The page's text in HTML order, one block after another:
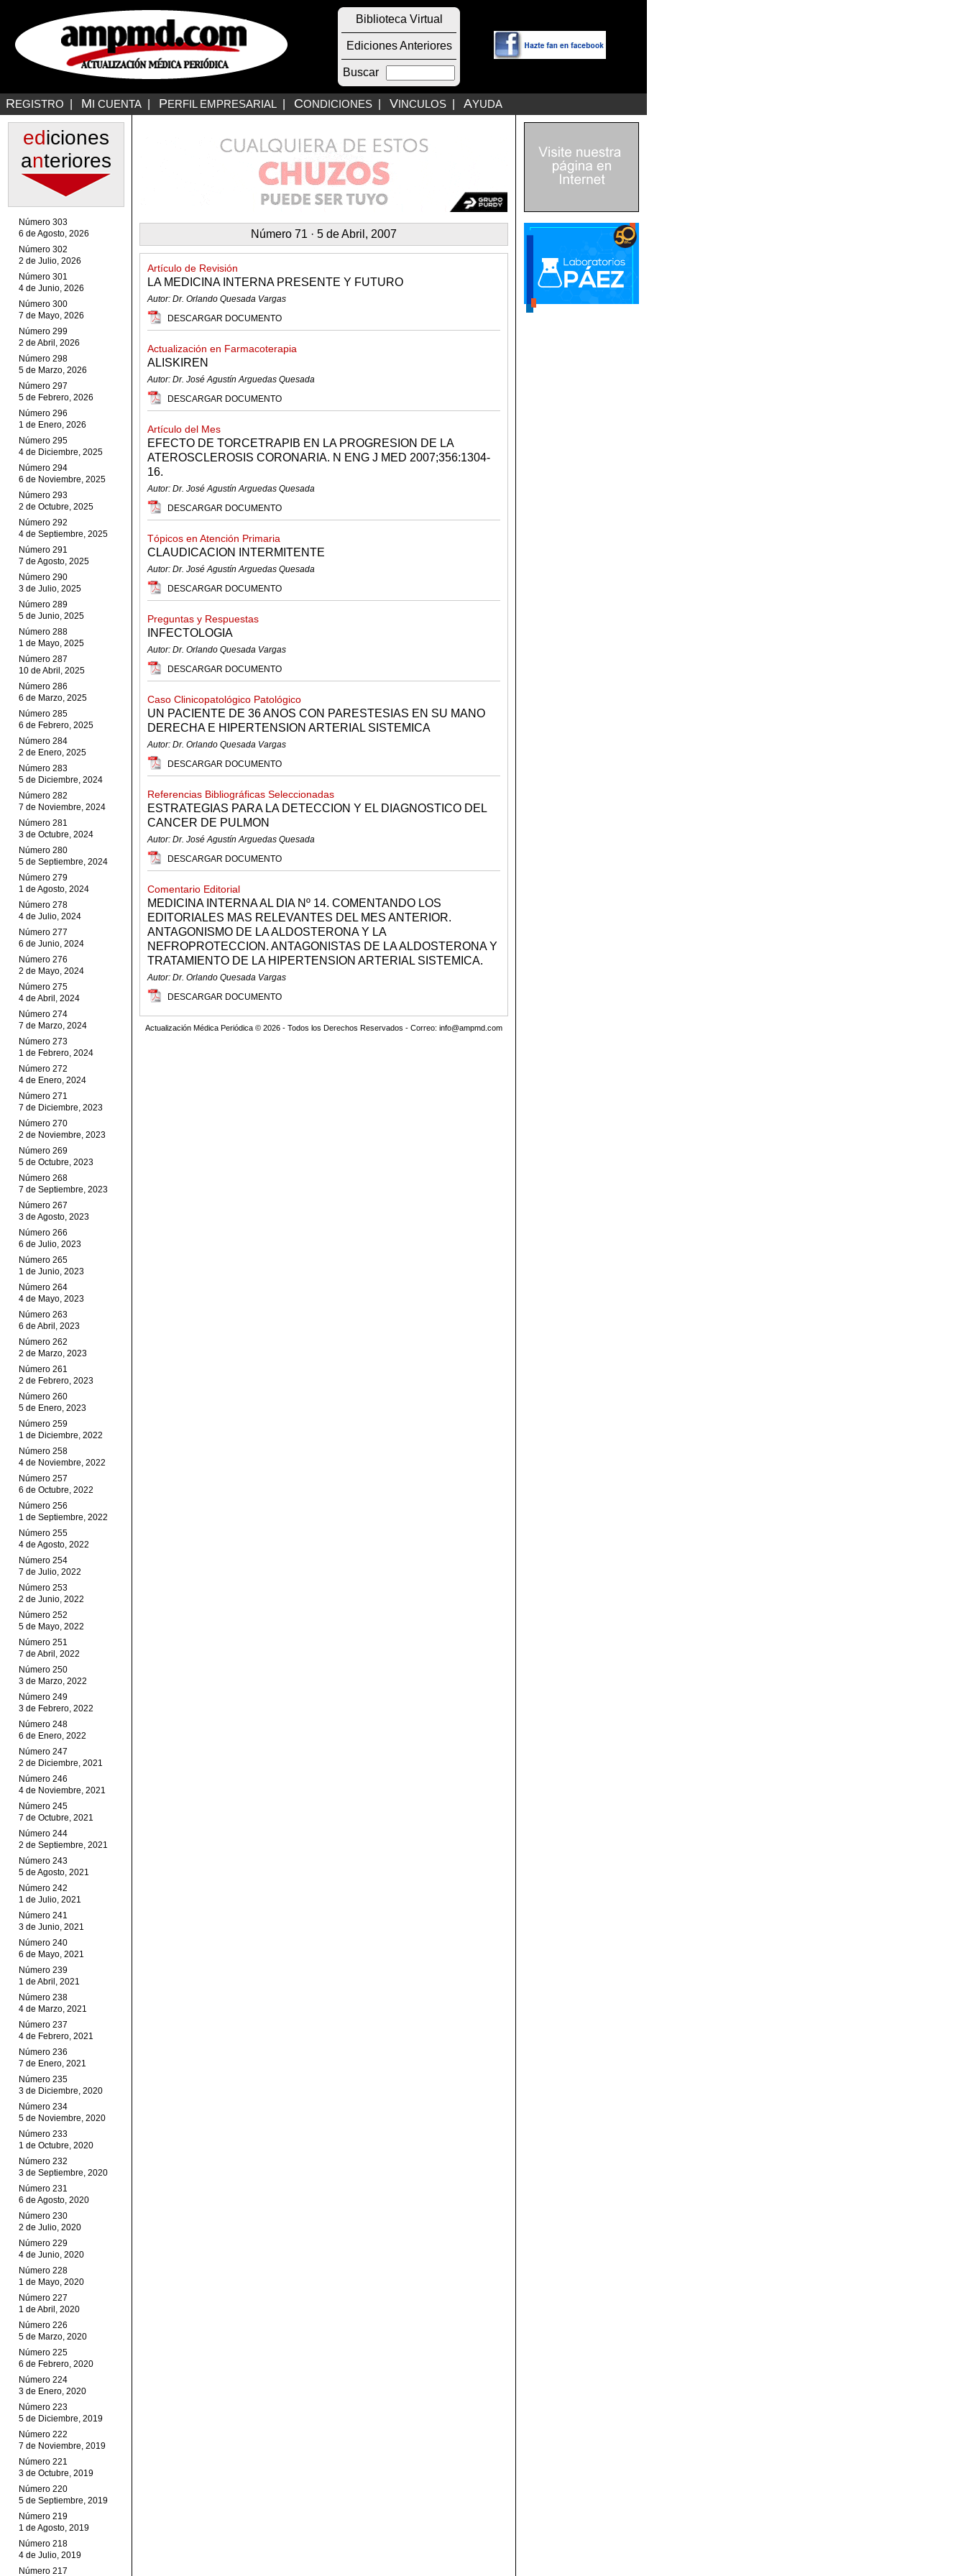
Biblioteca Virtual
Ediciones Anteriores
Buscar
REGISTRO MI CUENTA PERFIL EMPRESARIAL CONDICIONES VINCULOS AYUDA
ediciones
anteriores
Número 303
6 de Agosto, 2026
Número 302
2 de Julio, 2026
Número 301
4 de Junio, 2026
Número 300
7 de Mayo, 2026
Número 299
2 de Abril, 2026
Número 298
5 de Marzo, 2026
Número 297
5 de Febrero, 2026
Número 296
1 de Enero, 2026
Número 295
4 de Diciembre, 2025
Número 294
6 de Noviembre, 2025
Número 293
2 de Octubre, 2025
Número 292
4 de Septiembre, 2025
Número 291
7 de Agosto, 2025
Número 290
3 de Julio, 2025
Número 289
5 de Junio, 2025
Número 288
1 de Mayo, 2025
Número 287
10 de Abril, 2025
Número 286
6 de Marzo, 2025
Número 285
6 de Febrero, 2025
Número 284
2 de Enero, 2025
Número 283
5 de Diciembre, 2024
Número 282
7 de Noviembre, 2024
Número 281
3 de Octubre, 2024
Número 280
5 de Septiembre, 2024
Número 279
1 de Agosto, 2024
Número 278
4 de Julio, 2024
Número 277
6 de Junio, 2024
Número 276
2 de Mayo, 2024
Número 275
4 de Abril, 2024
Número 274
7 de Marzo, 2024
Número 273
1 de Febrero, 2024
Número 272
4 de Enero, 2024
Número 271
7 de Diciembre, 2023
Número 270
2 de Noviembre, 2023
Número 269
5 de Octubre, 2023
Número 268
7 de Septiembre, 2023
Número 267
3 de Agosto, 2023
Número 266
6 de Julio, 2023
Número 265
1 de Junio, 2023
Número 264
4 de Mayo, 2023
Número 263
6 de Abril, 2023
Número 262
2 de Marzo, 2023
Número 261
2 de Febrero, 2023
Número 260
5 de Enero, 2023
Número 259
1 de Diciembre, 2022
Número 258
4 de Noviembre, 2022
Número 257
6 de Octubre, 2022
Número 256
1 de Septiembre, 2022
Número 255
4 de Agosto, 2022
Número 254
7 de Julio, 2022
Número 253
2 de Junio, 2022
Número 252
5 de Mayo, 2022
Número 251
7 de Abril, 2022
Número 250
3 de Marzo, 2022
Número 249
3 de Febrero, 2022
Número 248
6 de Enero, 2022
Número 247
2 de Diciembre, 2021
Número 246
4 de Noviembre, 2021
Número 245
7 de Octubre, 2021
Número 244
2 de Septiembre, 2021
Número 243
5 de Agosto, 2021
Número 242
1 de Julio, 2021
Número 241
3 de Junio, 2021
Número 240
6 de Mayo, 2021
Número 239
1 de Abril, 2021
Número 238
4 de Marzo, 2021
Número 237
4 de Febrero, 2021
Número 236
7 de Enero, 2021
Número 235
3 de Diciembre, 2020
Número 234
5 de Noviembre, 2020
Número 233
1 de Octubre, 2020
Número 232
3 de Septiembre, 2020
Número 231
6 de Agosto, 2020
Número 230
2 de Julio, 2020
Número 229
4 de Junio, 2020
Número 228
1 de Mayo, 2020
Número 227
1 de Abril, 2020
Número 226
5 de Marzo, 2020
Número 225
6 de Febrero, 2020
Número 224
3 de Enero, 2020
Número 223
5 de Diciembre, 2019
Número 222
7 de Noviembre, 2019
Número 221
3 de Octubre, 2019
Número 220
5 de Septiembre, 2019
Número 219
1 de Agosto, 2019
Número 218
4 de Julio, 2019
Número 217
Número 71 · 5 de Abril, 2007
Artículo de Revisión
LA MEDICINA INTERNA PRESENTE Y FUTURO
Autor: Dr. Orlando Quesada Vargas
DESCARGAR DOCUMENTO
Actualización en Farmacoterapia
ALISKIREN
Autor: Dr. José Agustín Arguedas Quesada
DESCARGAR DOCUMENTO
Artículo del Mes
EFECTO DE TORCETRAPIB EN LA PROGRESION DE LA
ATEROSCLEROSIS CORONARIA. N ENG J MED 2007;356:1304-
16.
Autor: Dr. José Agustín Arguedas Quesada
DESCARGAR DOCUMENTO
Tópicos en Atención Primaria
CLAUDICACION INTERMITENTE
Autor: Dr. José Agustín Arguedas Quesada
DESCARGAR DOCUMENTO
Preguntas y Respuestas
INFECTOLOGIA
Autor: Dr. Orlando Quesada Vargas
DESCARGAR DOCUMENTO
Caso Clinicopatológico Patológico
UN PACIENTE DE 36 ANOS CON PARESTESIAS EN SU MANO
DERECHA E HIPERTENSION ARTERIAL SISTEMICA
Autor: Dr. Orlando Quesada Vargas
DESCARGAR DOCUMENTO
Referencias Bibliográficas Seleccionadas
ESTRATEGIAS PARA LA DETECCION Y EL DIAGNOSTICO DEL
CANCER DE PULMON
Autor: Dr. José Agustín Arguedas Quesada
DESCARGAR DOCUMENTO
Comentario Editorial
MEDICINA INTERNA AL DIA Nº 14. COMENTANDO LOS
EDITORIALES MAS RELEVANTES DEL MES ANTERIOR.
ANTAGONISMO DE LA ALDOSTERONA Y LA
NEFROPROTECCION. ANTAGONISTAS DE LA ALDOSTERONA Y
TRATAMIENTO DE LA HIPERTENSION ARTERIAL SISTEMICA.
Autor: Dr. Orlando Quesada Vargas
DESCARGAR DOCUMENTO
Actualización Médica Periódica © 2026 - Todos los Derechos Reservados - Correo: info@ampmd.com